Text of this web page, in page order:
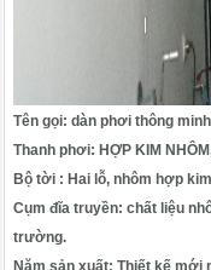
Tên gọi:dàn phơi thông
Thanh phơi: HỢP KIM
Bộ tời : Hai lỗ, nhôm hợp
Cụm đĩa truyền: chất liệu
trường.
Năm sản xuất: Thiết kế mới